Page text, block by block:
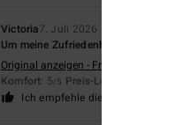
Victoria7. Juli 2026
Um meine Zufriedenheit zum
Original anzeigen - Français
Komfort: 5/5 Preis-Leistungs-
Ich empfehle dieses Produkt